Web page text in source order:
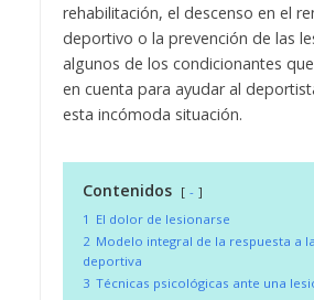
rehabilitación, el descenso en el
deportivo o la prevención de las
algunos de los condicionantes
en cuenta para ayudar al
esta incómoda situación.
Contenidos
-
1 El dolor de lesionarse
2 Modelo integral de la respuesta a
deportiva
3 Técnicas psicológicas ante una